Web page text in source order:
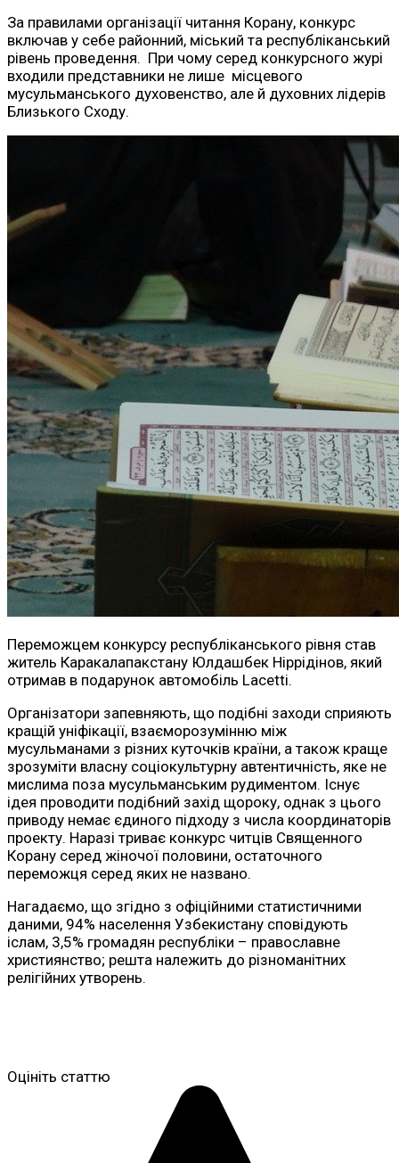
За правилами організації читання Корану, конкурс
включав у себе районний, міський та республіканський
рівень проведення. При чому серед конкурсного журі
входили представники не лише місцевого
мусульманського духовенство, але й духовних лідерів
Близького Сходу.
Переможцем конкурсу республіканського рівня став
житель Каракалапакстану Юлдашбек Ніррідінов, який
отримав в подарунок автомобіль Lacetti.
Організатори запевняють, що подібні заходи сприяють
кращій уніфікації, взаєморозумінню між
мусульманами з різних куточків країни, а також краще
зрозуміти власну соціокультурну автентичність, яке не
мислима поза мусульманським рудиментом. Існує
ідея проводити подібний захід щороку, однак з цього
приводу немає єдиного підходу з числа координаторів
проекту. Наразі триває конкурс читців Священного
Корану серед жіночої половини, остаточного
переможця серед яких не названо.
Нагадаємо, що згідно з офіційними статистичними
даними, 94% населення Узбекистану сповідують
іслам, 3,5% громадян республіки – православне
християнство; решта належить до різноманітних
релігійних утворень.
Оцініть статтю